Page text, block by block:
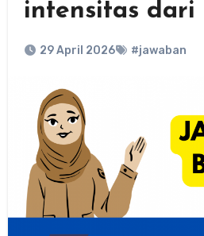
intensitas dari
29 April 2026 #jawaban